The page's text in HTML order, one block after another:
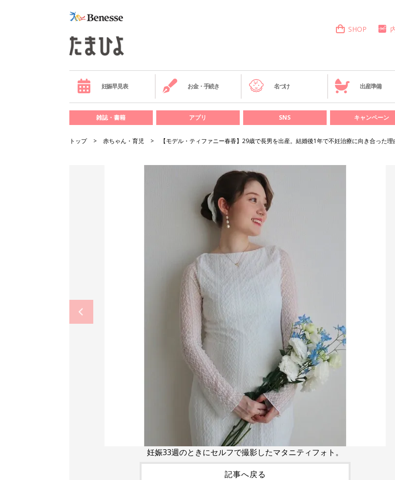
SHOP
妊娠早見表 お金・手続き 名づけ 出産準備
雑誌・書籍 アプリ SNS キャンペーン
トップ 赤ちゃん・育児 【モデル・ティファニー春香】29歳で長男を出産。結婚後1年で不妊治療に向き合った
妊娠33週のときにセルフで撮影したマタニティフォト。
記事へ戻る